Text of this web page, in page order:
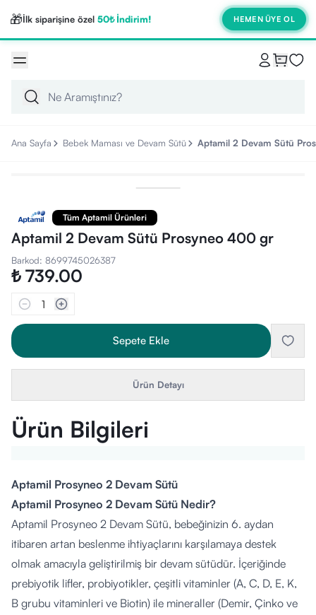
🎁İlk siparişine özel 50₺ İndirim! HEMEN ÜYE OL
Ana Sayfa Bebek Maması ve Devam Sütü Aptamil 2 Devam Sütü
Tüm Aptamil Ürünleri
Aptamil 2 Devam Sütü Prosyneo 400 gr
Barkod: 8699745026387
₺ 739.00
1
Sepete Ekle
Ürün Detayı
Ürün Bilgileri
Aptamil Prosyneo 2 Devam Sütü
Aptamil Prosyneo 2 Devam Sütü Nedir?
Aptamil Prosyneo 2 Devam Sütü, bebeğinizin 6. aydan
itibaren artan beslenme ihtiyaçlarını karşılamaya destek
olmak amacıyla geliştirilmiş bir devam sütüdür. İçeriğinde
prebiyotik lifler, probiyotikler, çeşitli vitaminler (A, C, D, E, K,
B grubu vitaminleri ve Biotin) ile mineraller (Demir, Çinko ve